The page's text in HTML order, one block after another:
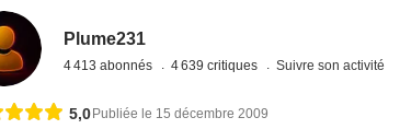
Plume231
4 413 abonnés 4 639 critiques Suivre son activité
5,0Publiée le 15 décembre 2009